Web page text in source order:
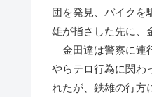
団を発見、バイクを
雄が指さした先に、
金田達は警察に連
やらテロ行為に関わ
れたが、鉄雄の行方